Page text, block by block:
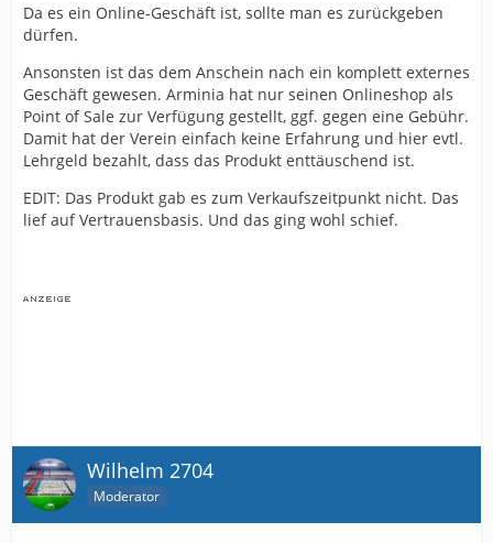
Da es ein Online-Geschäft ist, sollte man es zurückgeben
dürfen.
Ansonsten ist das dem Anschein nach ein komplett externes
Geschäft gewesen. Arminia hat nur seinen Onlineshop als
Point of Sale zur Verfügung gestellt, ggf. gegen eine Gebühr.
Damit hat der Verein einfach keine Erfahrung und hier evtl.
Lehrgeld bezahlt, dass das Produkt enttäuschend ist.
EDIT: Das Produkt gab es zum Verkaufszeitpunkt nicht. Das
lief auf Vertrauensbasis. Und das ging wohl schief.
Wilhelm 2704
Moderator